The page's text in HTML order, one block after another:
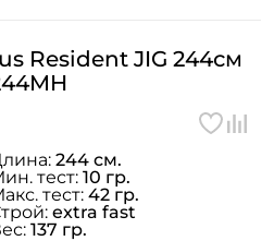
Resident JIG 244см
244 см.
тест: 10 гр.
тест: 42 гр.
extra fast
137 гр.